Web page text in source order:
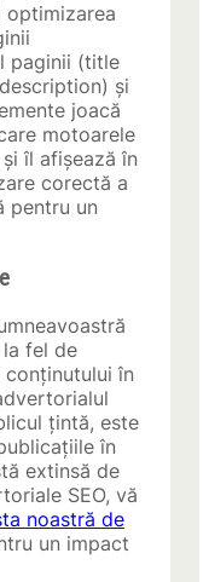
optimizarea
paginii (title
și
joacă
motoarele
îl afișează în
corectă a
pentru un
fel de
în
țintă, este
în
extinsă de
SEO, vă
noastră de
un impact